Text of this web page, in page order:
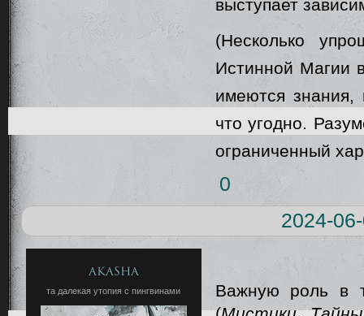
выступает
(Несколько
Истинной Магии
имеются знания,
что угодно.
ограниченный
0
2024-
Akasha
та далекая утопия с пингвинами
Важную роль в